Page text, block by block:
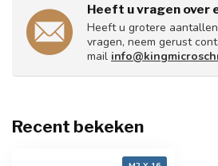
Heeft u vragen over
Heeft u grotere
vragen, neem gerust
mail
Recent bekeken